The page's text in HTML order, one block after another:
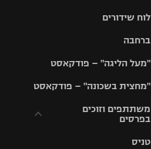
לוח שידורים
ברחבה
"מעל הליגה" – פודקאסט
"מחצית בשכונה" – פודקאסט
משתתפים וזוכים
בפרסים
טניס